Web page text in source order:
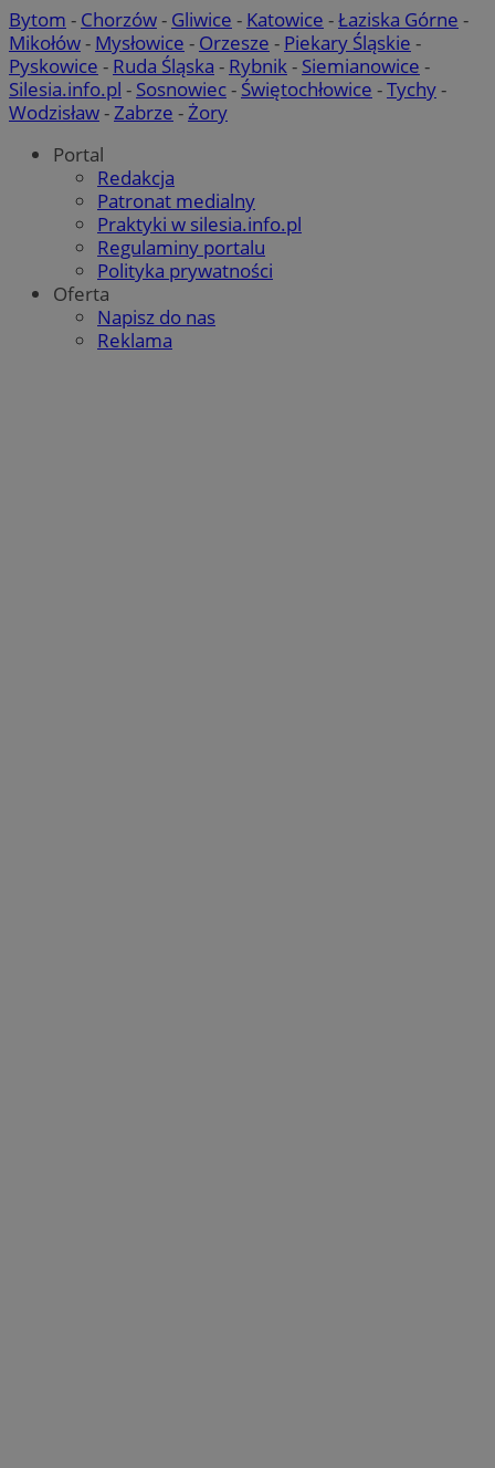
Bytom - Chorzów- Gliwice - Katowice -Łaziska Górne -
Mikołów- Mysłowice - Orzesze - Piekary Śląskie -
Pyskowice - Ruda Śląska - Rybnik- Siemianowice -
Silesia.info.pl - Sosnowiec- Świętochłowice -Tychy-
Wodzisław-Zabrze -Żory
Portal
Redakcja
Patronat medialny
Praktyki w silesia.info.pl
Regulaminy portalu
Polityka prywatności
Oferta
Napisz do nas
Reklama
Niezbędne Wydajność Targetowanie
internetowej, takich jak logowanie użytkownika i zarządzanie
niezbędnych plików cookie nie można prawidłowo korzystać ze
internetowej.
Nazwa
SessID